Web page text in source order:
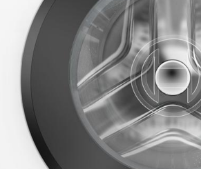
DATORTEHNIKA, PRECES
BIROJAM
KLIMATAM
SPORTAM UN ATPŪTAI
MĀJĀM UN DĀRZAM
SILTUMNĪCAS UN TO PIEDERUMI